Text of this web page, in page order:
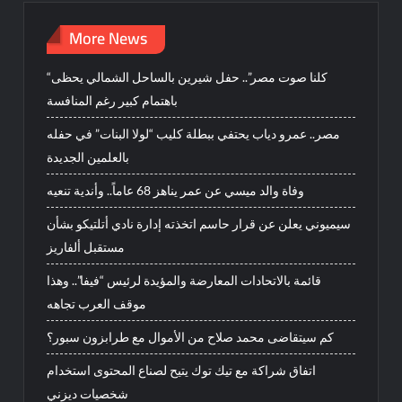
More News
“كلنا صوت مصر”.. حفل شيرين بالساحل الشمالي يحظى
باهتمام كبير رغم المنافسة
مصر.. عمرو دياب يحتفي ببطلة كليب “لولا البنات” في حفله
بالعلمين الجديدة
وفاة والد ميسي عن عمر يناهز 68 عاماً.. وأندية تنعيه
سيميوني يعلن عن قرار حاسم اتخذته إدارة نادي أتلتيكو بشأن
مستقبل ألفاريز
قائمة بالاتحادات المعارضة والمؤيدة لرئيس “فيفا”.. وهذا
موقف العرب تجاهه
كم سيتقاضى محمد صلاح من الأموال مع طرابزون سبور؟
اتفاق شراكة مع تيك توك يتيح لصناع المحتوى استخدام
شخصيات ديزني